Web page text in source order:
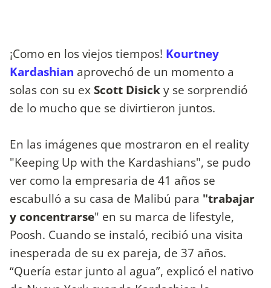
¡Como en los viejos tiempos! Kourtney
Kardashian aprovechó de un momento a
solas con su exScott Disicky se sorprendió
de lo mucho que se divirtieron juntos.
En las imágenes que mostraron en el reality
"Keeping Up with the Kardashians", se pudo
ver como la empresaria de 41 años se
escabulló a su casa de Malibú para "trabajar
y concentrarse" en su marca de lifestyle,
Poosh. Cuando se instaló, recibió una visita
inesperada de su ex pareja, de 37 años.
“Quería estar junto al agua”, explicó el nativo